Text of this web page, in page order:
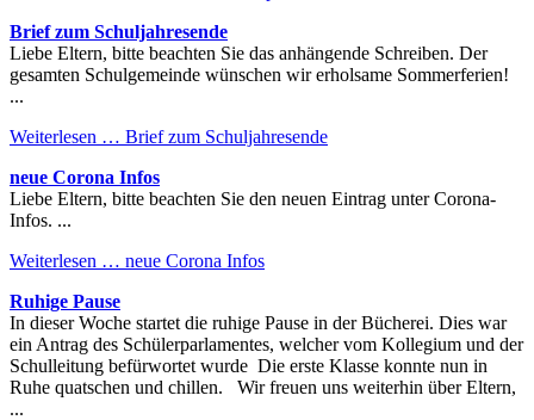
Brief zum Schuljahresende
Liebe Eltern, bitte beachten Sie das anhängende Schreiben. Der
gesamten Schulgemeinde wünschen wir erholsame Sommerferien!
...
Weiterlesen … Brief zum Schuljahresende
neue Corona Infos
Liebe Eltern, bitte beachten Sie den neuen Eintrag unter Corona-
Infos. ...
Weiterlesen … neue Corona Infos
Ruhige Pause
In dieser Woche startet die ruhige Pause in der Bücherei. Dies war
ein Antrag des Schülerparlamentes, welcher vom Kollegium und der
Schulleitung befürwortet wurde Die erste Klasse konnte nun in
Ruhe quatschen und chillen. Wir freuen uns weiterhin über Eltern,
...